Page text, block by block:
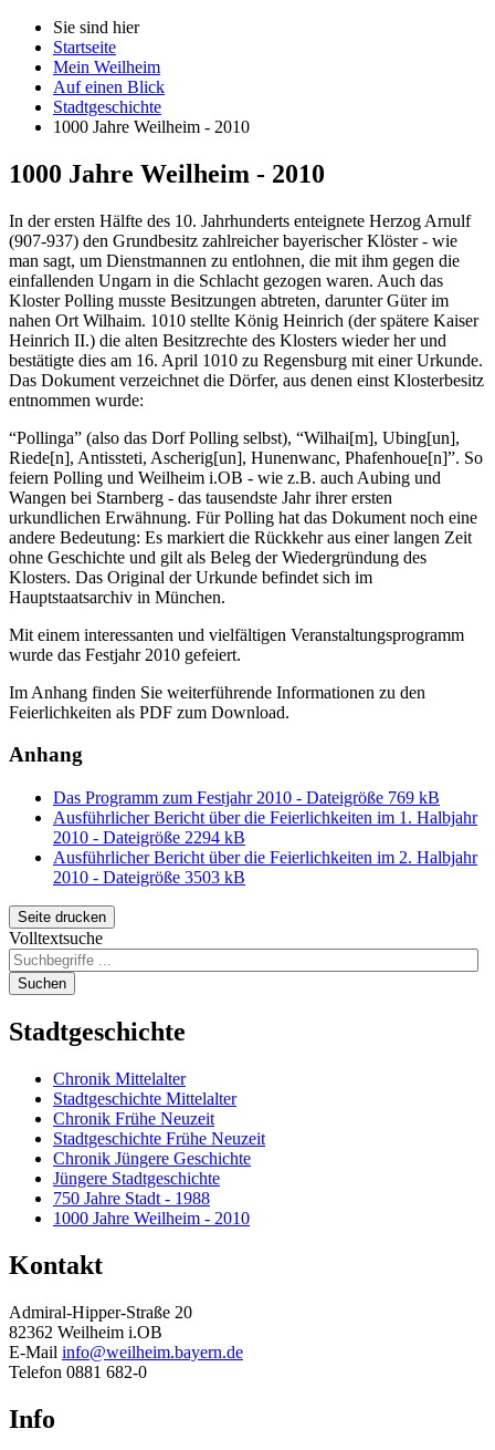
Sie sind hier
Startseite
Mein Weilheim
Auf einen Blick
Stadtgeschichte
1000 Jahre Weilheim - 2010
1000 Jahre Weilheim - 2010
In der ersten Hälfte des 10. Jahrhunderts enteignete Herzog Arnulf
(907-937) den Grundbesitz zahlreicher bayerischer Klöster - wie
man sagt, um Dienstmannen zu entlohnen, die mit ihm gegen die
einfallenden Ungarn in die Schlacht gezogen waren. Auch das
Kloster Polling musste Besitzungen abtreten, darunter Güter im
nahen Ort Wilhaim. 1010 stellte König Heinrich (der spätere Kaiser
Heinrich II.) die alten Besitzrechte des Klosters wieder her und
bestätigte dies am 16. April 1010 zu Regensburg mit einer Urkunde.
Das Dokument verzeichnet die Dörfer, aus denen einst Klosterbesitz
entnommen wurde:
“Pollinga” (also das Dorf Polling selbst), “Wilhai[m], Ubing[un],
Riede[n], Antissteti, Ascherig[un], Hunenwanc, Phafenhoue[n]”. So
feiern Polling und Weilheim i.OB - wie z.B. auch Aubing und
Wangen bei Starnberg - das tausendste Jahr ihrer ersten
urkundlichen Erwähnung. Für Polling hat das Dokument noch eine
andere Bedeutung: Es markiert die Rückkehr aus einer langen Zeit
ohne Geschichte und gilt als Beleg der Wiedergründung des
Klosters. Das Original der Urkunde befindet sich im
Hauptstaatsarchiv in München.
Mit einem interessanten und vielfältigen Veranstaltungsprogramm
wurde das Festjahr 2010 gefeiert.
Im Anhang finden Sie weiterführende Informationen zu den
Feierlichkeiten als PDF zum Download.
Anhang
Das Programm zum Festjahr 2010 - Dateigröße 769 kB
Ausführlicher Bericht über die Feierlichkeiten im 1. Halbjahr
2010 - Dateigröße 2294 kB
Ausführlicher Bericht über die Feierlichkeiten im 2. Halbjahr
2010 - Dateigröße 3503 kB
Seite drucken
Volltextsuche
Suchen
Stadtgeschichte
Chronik Mittelalter
Stadtgeschichte Mittelalter
Chronik Frühe Neuzeit
Stadtgeschichte Frühe Neuzeit
Chronik Jüngere Geschichte
Jüngere Stadtgeschichte
750 Jahre Stadt - 1988
1000 Jahre Weilheim - 2010
Kontakt
Admiral-Hipper-Straße 20
82362 Weilheim i.OB
E-Mail info@weilheim.bayern.de
Telefon 0881 682-0
Info